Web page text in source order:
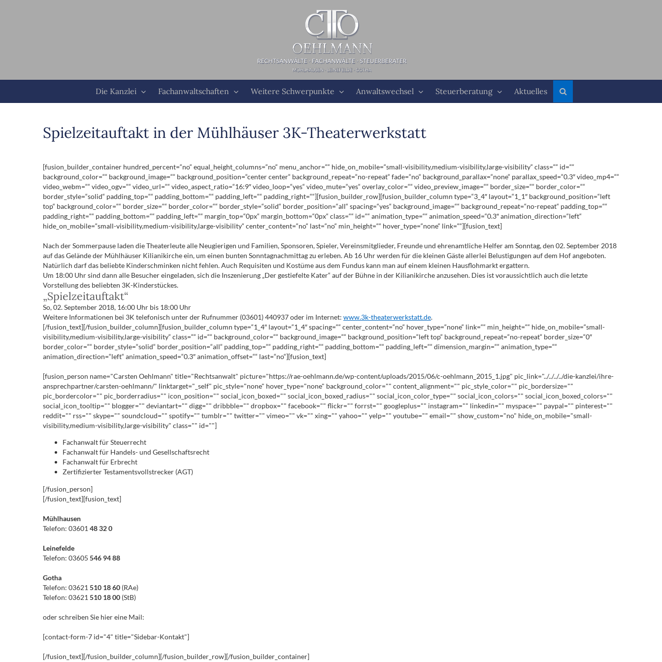
Die Kanzlei Fachanwaltschaften Weitere Schwerpunkte Anwaltswechsel Steuerberatung Aktuelles
Spielzeitauftakt in der Mühlhäuser 3K-Theaterwerkstatt
[fusion_builder_container hundred_percent=“no“ equal_height_columns=“no“ menu_anchor=““ hide_on_mobile=“small-visibility,medium-visibility,large-visibility“ class=““ id=““
background_color=““ background_image=““ background_position=“center center“ background_repeat=“no-repeat“ fade=“no“ background_parallax=“none“ parallax_speed=“0.3″ video_mp4=““
video_webm=““ video_ogv=““ video_url=““ video_aspect_ratio=“16:9″ video_loop=“yes“ video_mute=“yes“ overlay_color=““ video_preview_image=““ border_size=““ border_color=““
border_style=“solid“ padding_top=““ padding_bottom=““ padding_left=““ padding_right=““][fusion_builder_row][fusion_builder_column type=“3_4″ layout=“1_1″ background_position=“left
top“ background_color=““ border_size=““ border_color=““ border_style=“solid“ border_position=“all“ spacing=“yes“ background_image=““ background_repeat=“no-repeat“ padding_top=““
padding_right=““ padding_bottom=““ padding_left=““ margin_top=“0px“ margin_bottom=“0px“ class=““ id=““ animation_type=““ animation_speed=“0.3″ animation_direction=“left“
hide_on_mobile=“small-visibility,medium-visibility,large-visibility“ center_content=“no“ last=“no“ min_height=““ hover_type=“none“ link=““][fusion_text]
Nach der Sommerpause laden die Theaterleute alle Neugierigen und Familien, Sponsoren, Spieler, Vereinsmitglieder, Freunde und ehrenamtliche Helfer am Sonntag, den 02. September 2018
auf das Gelände der Mühlhäuser Kilianikirche ein, um einen bunten Sonntagnachmittag zu erleben. Ab 16 Uhr werden für die kleinen Gäste allerlei Belustigungen auf dem Hof angeboten.
Natürlich darf das beliebte Kinderschminken nicht fehlen. Auch Requisiten und Kostüme aus dem Fundus kann man auf einem kleinen Hausflohmarkt ergattern.
Um 18:00 Uhr sind dann alle Besucher eingeladen, sich die Inszenierung „Der gestiefelte Kater“ auf der Bühne in der Kilianikirche anzusehen. Dies ist voraussichtlich auch die letzte
Vorstellung des beliebten 3K-Kinderstückes.
„Spielzeitauftakt“
So, 02. September 2018, 16:00 Uhr bis 18:00 Uhr
Weitere Informationen bei 3K telefonisch unter der Rufnummer (03601) 440937 oder im Internet: www.3k-theaterwerkstatt.de.
[/fusion_text][/fusion_builder_column][fusion_builder_column type=“1_4″ layout=“1_4″ spacing=““ center_content=“no“ hover_type=“none“ link=““ min_height=““ hide_on_mobile=“small-
visibility,medium-visibility,large-visibility“ class=““ id=““ background_color=““ background_image=““ background_position=“left top“ background_repeat=“no-repeat“ border_size=“0″
border_color=““ border_style=“solid“ border_position=“all“ padding_top=““ padding_right=““ padding_bottom=““ padding_left=““ dimension_margin=““ animation_type=““
animation_direction=“left“ animation_speed=“0.3″ animation_offset=““ last=“no“][fusion_text]
[fusion_person name="Carsten Oehlmann" title="Rechtsanwalt" picture="https://rae-oehlmann.de/wp-content/uploads/2015/06/c-oehlmann_2015_1.jpg" pic_link="../../../../die-kanzlei/ihre-
ansprechpartner/carsten-oehlmann/" linktarget="_self" pic_style="none" hover_type="none" background_color="" content_alignment="" pic_style_color="" pic_bordersize=""
pic_bordercolor="" pic_borderradius="" icon_position="" social_icon_boxed="" social_icon_boxed_radius="" social_icon_color_type="" social_icon_colors="" social_icon_boxed_colors=""
social_icon_tooltip="" blogger="" deviantart="" digg="" dribbble="" dropbox="" facebook="" flickr="" forrst="" googleplus="" instagram="" linkedin="" myspace="" paypal="" pinterest=""
reddit="" rss="" skype="" soundcloud="" spotify="" tumblr="" twitter="" vimeo="" vk="" xing="" yahoo="" yelp="" youtube="" email="" show_custom="no" hide_on_mobile="small-
visibility,medium-visibility,large-visibility" class="" id=""]
Fachanwalt für Steuerrecht
Fachanwalt für Handels- und Gesellschaftsrecht
Fachanwalt für Erbrecht
Zertifizierter Testamentsvollstrecker (AGT)
[/fusion_person]
[/fusion_text][fusion_text]
Mühlhausen
Telefon: 03601 48 32 0
Leinefelde
Telefon: 03605 546 94 88
Gotha
Telefon: 03621 510 18 60 (RAe)
Telefon: 03621 510 18 00 (StB)
oder schreiben Sie hier eine Mail:
[contact-form-7 id="4" title="Sidebar-Kontakt"]
[/fusion_text][/fusion_builder_column][/fusion_builder_row][/fusion_builder_container]